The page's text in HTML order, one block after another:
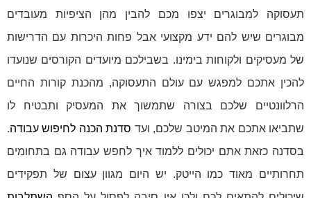
תעסוקה למבוגרים יצפו מכם להבין מהן הציפיות מעובדים
מבוגרים שיש להם ידע מקצועי אבל פחות היכרות עם הדרישות
של מעסיקים ולקוחות בימינו. בשבילכם מיועדים הקורסים שנועדו
להכין אתכם למפגש עם עולם התעסוקה, מהכנת קורות החיים
הרלוונטיים שלכם בצורה שתמשוך את המעסיק ותבטיח לו
שתביאו אתכם את המיטב שלכם, ועד סדנת הכנה לחיפוש עבודה.
בסדנה כזאת אתם יכולים ללמוד איך לחפש עבודה גם בתחומים
תחרותיים מאוד כמו הייטק. יש היום מגוון עצום של תפקידים